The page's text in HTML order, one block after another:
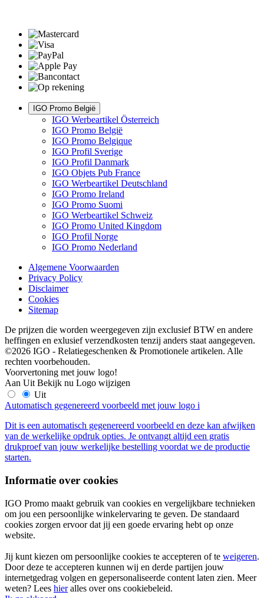
IGO Promo België
IGO Werbeartikel Österreich
IGO Promo België
IGO Promo Belgique
IGO Profil Sverige
IGO Profil Danmark
IGO Objets Pub France
IGO Werbeartikel Deutschland
IGO Promo Ireland
IGO Promo Suomi
IGO Werbeartikel Schweiz
IGO Promo United Kingdom
IGO Profil Norge
IGO Promo Nederland
Algemene Voorwaarden
Privacy Policy
Disclaimer
Cookies
Sitemap
De prijzen die worden weergegeven zijn exclusief BTW en andere
heffingen en exlusief verzendkosten tenzij anders staat aangegeven.
©2026 IGO - Relatiegeschenken & Promotionele artikelen. Alle
rechten voorbehouden.
Voorvertoning met jouw logo!
Aan Uit Bekijk nu Logo wijzigen
Uit
Automatisch gegenereerd voorbeeld met jouw logo i
Dit is een automatisch gegenereerd voorbeeld en deze kan afwijken
van de werkelijke opdruk opties. Je ontvangt altijd een gratis
drukproef van jouw werkelijke bestelling voordat we de productie
starten.
Informatie over cookies
IGO Promo maakt gebruik van cookies en vergelijkbare technieken
om jou een persoonlijke winkelervaring te geven. De standaard
cookies zorgen ervoor dat jij een goede ervaring hebt op onze
website.
Jij kunt kiezen om persoonlijke cookies te accepteren of te weigeren.
Door deze te accepteren kunnen wij en derde partijen jouw
internetgedrag volgen en gepersonaliseerde content laten zien. Meer
weten? Lees hieralles over ons cookiebeleid.